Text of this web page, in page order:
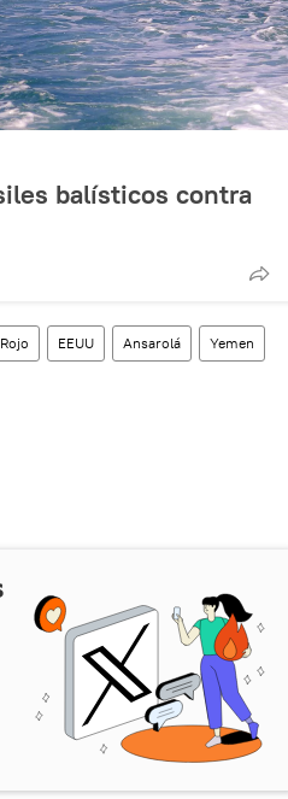
balísticos contra
EEUU Ansarolá Yemen